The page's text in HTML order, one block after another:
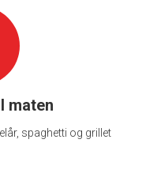
maten
spaghetti og grillet